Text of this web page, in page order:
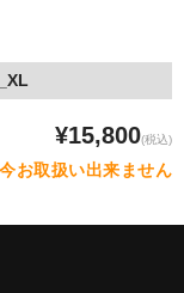
¥15,800(税込)
お取扱い出来ません